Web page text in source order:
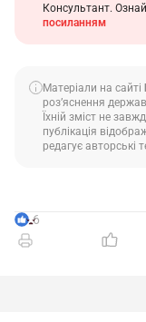
Консультант.
посиланням
Матеріали на сайті
роз’яснення
Їхній зміст не
публікація
редагує авторські
6